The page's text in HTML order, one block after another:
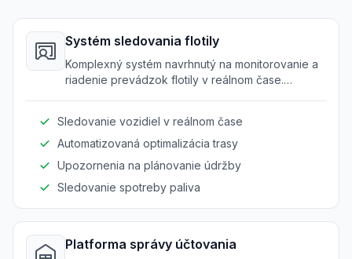
Systém sledovania flotily
Komplexný systém navrhnutý na monitorovanie a
riadenie prevádzok flotily v reálnom čase.
Sledovanie vozidiel v reálnom čase
Automatizovaná optimalizácia trasy
Upozornenia na plánovanie údržby
Sledovanie spotreby paliva
Platforma správy účtovania